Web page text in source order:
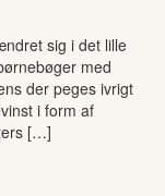
sig i det lille
med
der peges ivrigt
i form af
[…]